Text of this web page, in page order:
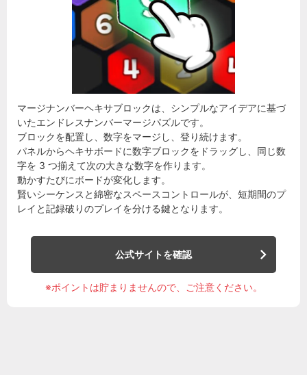
マージナンバーヘキサブロックは、シンプルなアイデアに基づ
いたエンドレスナンバーマージパズルです。
ブロックを配置し、数字をマージし、登り続けます。
パネルからヘキサボードに数字ブロックをドラッグし、同じ数
字を 3 つ揃えて次の大きな数字を作ります。
動かすたびにボードが変化します。
賢いシーケンスと綿密なスペースコントロールが、短期間のプ
レイと記録破りのプレイを分ける鍵となります。
公式サイトを確認
※ポイントは貯まりませんので、ご注意ください。